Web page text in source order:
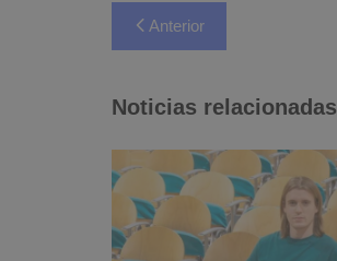
Navegación
de
entradas
Anterior
Noticias relacionadas